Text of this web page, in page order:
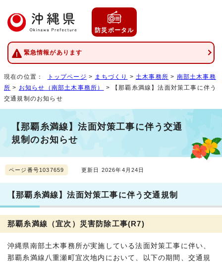
防災ポータル
緊急情報があります
現在の位置： トップページ > まちづくり > 土木事務所 > 南部土木事務
所 > お知らせ（南部土木事務所）
> 【那覇糸満線】法面対策工事に伴う
交通規制のお知らせ
【那覇糸満線】法面対策工事に伴う交通
規制のお知らせ
ページ番号1037659 更新日 2026年4月24日
【那覇糸満線】法面対策工事に伴う交通規制
那覇糸満線（宜次）災害防除工事(R7)
沖縄県南部土木事務所が実施している法面対策工事に伴い、
那覇糸満線八重瀬町宜次地内において、以下の期間、交通規